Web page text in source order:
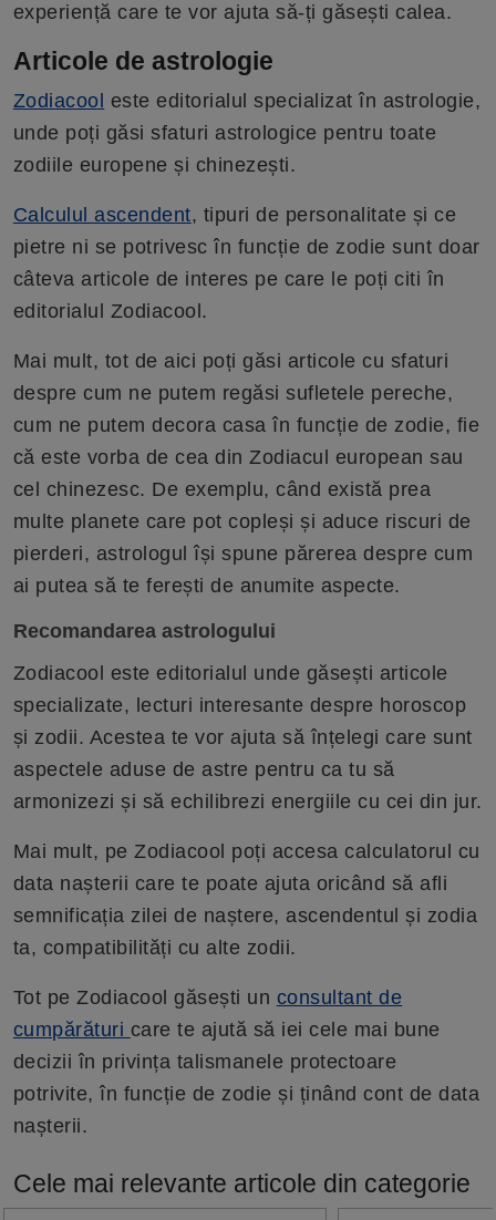
experiență care te vor ajuta să-ți găsești calea.
Articole de astrologie
Zodiacool este editorialul specializat în astrologie,
unde poți găsi sfaturi astrologice pentru toate
zodiile europene și chinezești.
Calculul ascendent, tipuri de personalitate și ce
pietre ni se potrivesc în funcție de zodie sunt doar
câteva articole de interes pe care le poți citi în
editorialul Zodiacool.
Mai mult, tot de aici poți găsi articole cu sfaturi
despre cum ne putem regăsi sufletele pereche,
cum ne putem decora casa în funcție de zodie, fie
că este vorba de cea din Zodiacul european sau
cel chinezesc. De exemplu, când există prea
multe planete care pot copleși și aduce riscuri de
pierderi, astrologul își spune părerea despre cum
ai putea să te ferești de anumite aspecte.
Recomandarea astrologului
Zodiacool este editorialul unde găsești articole
specializate, lecturi interesante despre horoscop
și zodii. Acestea te vor ajuta să înțelegi care sunt
aspectele aduse de astre pentru ca tu să
armonizezi și să echilibrezi energiile cu cei din jur.
Mai mult, pe Zodiacool poți accesa calculatorul cu
data nașterii care te poate ajuta oricând să afli
semnificația zilei de naștere, ascendentul și zodia
ta, compatibilități cu alte zodii.
Tot pe Zodiacool găsești un consultant de
cumpărături care te ajută să iei cele mai bune
decizii în privința talismanele protectoare
potrivite, în funcție de zodie și ținând cont de data
nașterii.
Cele mai relevante articole din categorie